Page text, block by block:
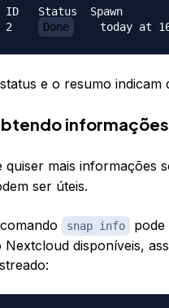
ID   Status  Spawn
2
Done
today at
e o resumo
quiser mais informações
ser úteis.
snap info
Nextcloud disponíveis,